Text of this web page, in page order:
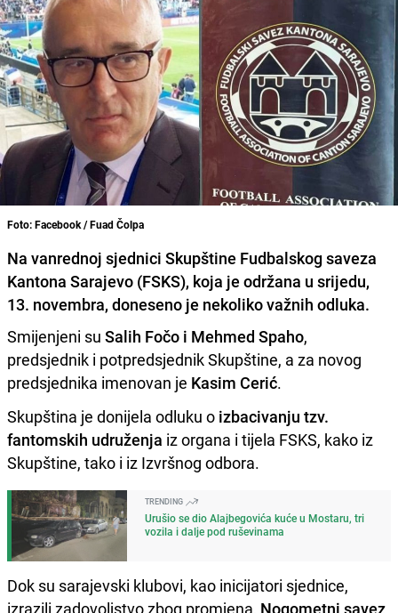
Foto: Facebook / Fuad Čolpa
Na vanrednoj sjednici Skupštine Fudbalskog saveza
Kantona Sarajevo (FSKS), koja je održana u srijedu,
13. novembra, doneseno je nekoliko važnih odluka.
Smijenjeni su Salih Fočo i Mehmed Spaho,
predsjednik i potpredsjednik Skupštine, a za novog
predsjednika imenovan je Kasim Cerić.
Skupština je donijela odluku o izbacivanju tzv.
fantomskih udruženja iz organa i tijela FSKS, kako iz
Skupštine, tako i iz Izvršnog odbora.
TRENDING
Urušio se dio Alajbegovića kuće u Mostaru, tri
vozila i dalje pod ruševinama
Dok su sarajevski klubovi, kao inicijatori sjednice,
izrazili zadovoljstvo zbog promjena, Nogometni savez